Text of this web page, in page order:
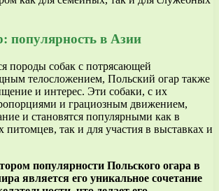
популярность в Азии
породы собак с потрясающей
телосложением, Польский огар также
и интерес. Эти собаки, с их
и грациозным движением,
и становятся популярными как в
питомцев, так и для участия в выставках и
популярности Польского огара в
является его уникальное сочетание